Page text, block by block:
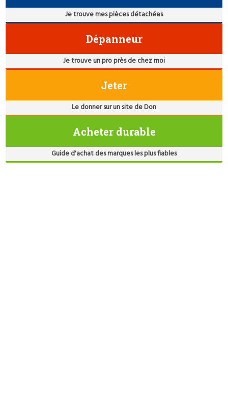
Je trouve mes pièces détachées
Dépanneur
Je trouve un pro près de chez moi
Jeter
Le donner sur un site de Don
Acheter durable
Guide d'achat des marques les plus fiables